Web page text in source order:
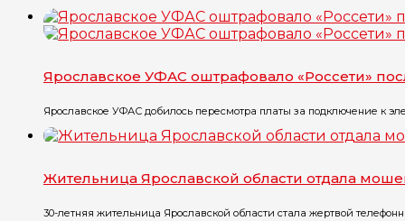
Ярославское УФАС оштрафовало «Россети»
Ярославское УФАС добилось пересмотра платы за подключение к
Жительница Ярославской области отдала
30-летняя жительница Ярославской области стала жертвой